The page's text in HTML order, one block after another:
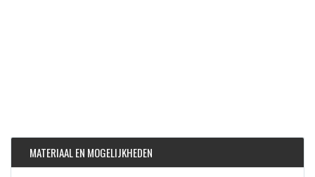
MATERIAAL EN MOGELIJKHEDEN